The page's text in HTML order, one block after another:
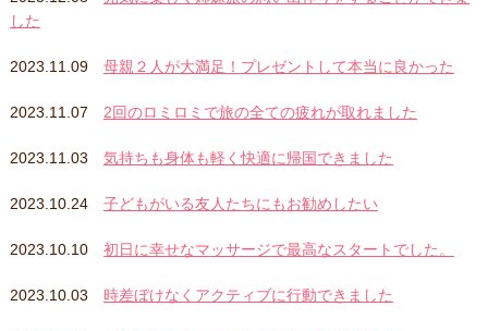
した
2023.11.09 母親２人が大満足！プレゼントして本当に良かった
2023.11.07 2回のロミロミで旅の全ての疲れが取れました
2023.11.03 気持ちも身体も軽く快適に帰国できました
2023.10.24 子どもがいる友人たちにもお勧めしたい
2023.10.10 初日に幸せなマッサージで最高なスタートでした。
2023.10.03 時差ぼけなくアクティブに行動できました